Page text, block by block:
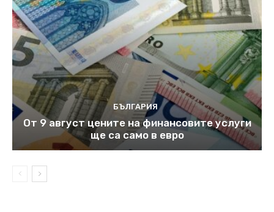
БЪЛГАРИЯ
От 9 август цените на финансовите услуги
ще са само в евро